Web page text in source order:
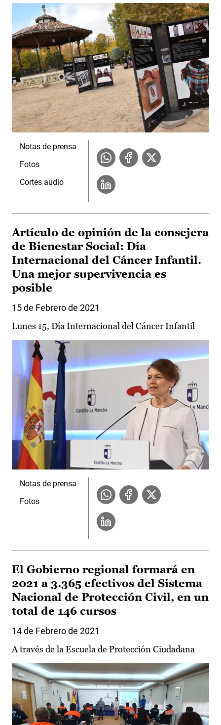
Notas de prensa
Fotos
Cortes audio
Artículo de opinión de la consejera
de Bienestar Social: Día
Internacional del Cáncer Infantil.
Una mejor supervivencia es
posible
15 de Febrero de 2021
Lunes 15, Día Internacional del Cáncer Infantil
Notas de prensa
Fotos
El Gobierno regional formará en
2021 a 3.365 efectivos del Sistema
Nacional de Protección Civil, en un
total de 146 cursos
14 de Febrero de 2021
A través de la Escuela de Protección Ciudadana